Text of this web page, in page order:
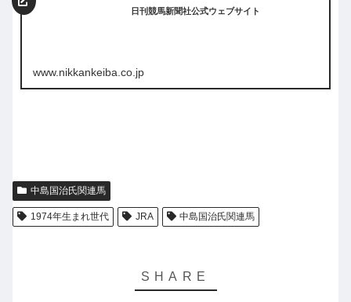
日刊競馬新聞社公式ウェブサイト
www.nikkankeiba.co.jp
中島国治氏関連馬
1974年生まれ世代 JRA 中島国治氏関連馬